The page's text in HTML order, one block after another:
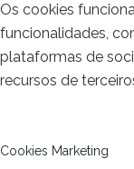
Os cookies
funcionalidades,
plataformas de
recursos de
Cookies Marketing